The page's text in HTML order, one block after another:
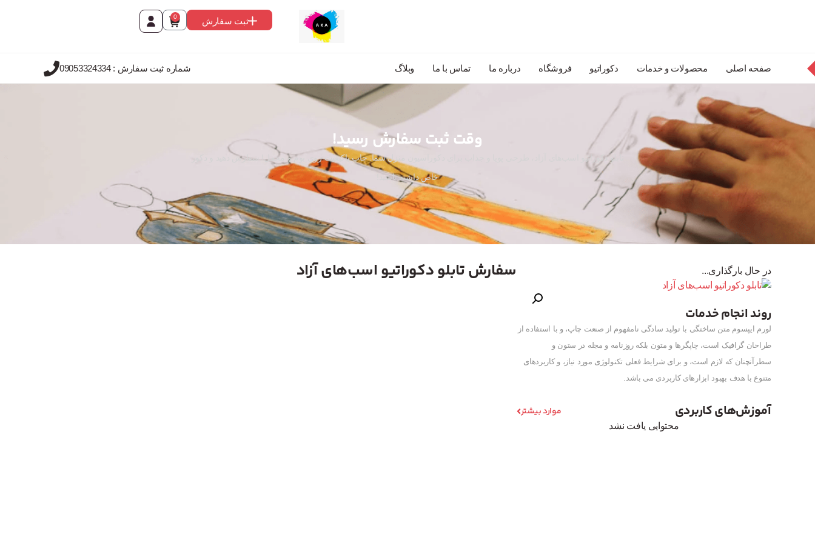
ثبت سفارش 0
صفحه اصلی محصولات و خدمات دکوراتیو فروشگاه درباره ما تماس با ما وبلاگ شماره ثبت سفارش : 09053324334
وقت ثبت سفارش رسید!
تابلو دکوراتیو اسب‌های آزاد، طرحی پویا و جذاب برای دکوراسیون منزل شما. چاپ باکیفیت روی بوم و مخمل! سفارش دهید و دکور
خاص داشته باشید!
در حال بارگذاری...
روند انجام خدمات
لورم ایپسوم متن ساختگی با تولید سادگی نامفهوم از صنعت چاپ، و با استفاده از
طراحان گرافیک است، چاپگرها و متون بلکه روزنامه و مجله در ستون و
سطرآنچنان که لازم است، و برای شرایط فعلی تکنولوژی مورد نیاز، و کاربردهای
متنوع با هدف بهبود ابزارهای کاربردی می باشد.
آموزش‌های کاربردی موارد بیشتر
محتوایی یافت نشد
سفارش تابلو دکوراتیو اسب‌های آزاد